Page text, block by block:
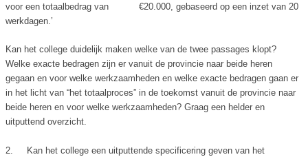
voor een totaalbedrag van €20.000, gebaseerd op een inzet van 20
werkdagen.’
Kan het college duidelijk maken welke van de twee passages klopt?
Welke exacte bedragen zijn er vanuit de provincie naar beide heren
gegaan en voor welke werkzaamheden en welke exacte bedragen gaan er
in het licht van “het totaalproces” in de toekomst vanuit de provincie naar
beide heren en voor welke werkzaamheden? Graag een helder en
uitputtend overzicht.
Kan het college een uitputtende specificering geven van het